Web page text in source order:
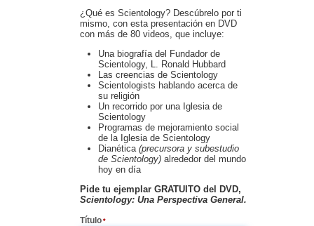
¿Qué es Scientology? Descúbrelo por ti
mismo, con esta presentación en DVD
con más de 80 videos, que incluye:
Una biografía del Fundador de
Scientology, L. Ronald Hubbard
Las creencias de Scientology
Scientologists hablando acerca de
su religión
Un recorrido por una Iglesia de
Scientology
Programas de mejoramiento social
de la Iglesia de Scientology
Dianética (precursora y subestudio
de Scientology)alrededor del mundo
hoy en día
Pide tu ejemplar GRATUITO del DVD,
Scientology: Una Perspectiva General.
Título